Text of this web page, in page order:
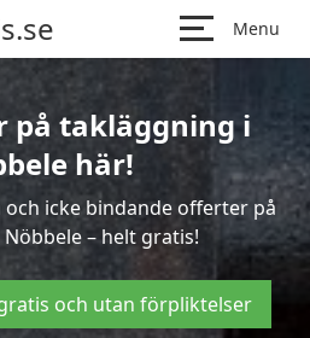
Menu
på takläggning i
här!
icke bindande offerter på
– helt gratis!
och utan förpliktelser